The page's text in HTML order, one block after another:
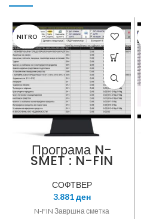
NITRO
Програма N-
SMET : N-FIN
Завршна сметка
СОФТВЕР
3.881ден
N-FIN Завршна сметка